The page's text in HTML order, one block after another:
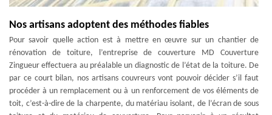
Nos artisans adoptent des méthodes fiables
Pour savoir quelle action est à mettre en œuvre sur un chantier de
rénovation de toiture, l’entreprise de couverture MD Couverture
Zingueur effectuera au préalable un diagnostic de l’état de la toiture. De
par ce court bilan, nos artisans couvreurs vont pouvoir décider s’il faut
procéder à un remplacement ou à un renforcement de vos éléments de
toit, c’est-à-dire de la charpente, du matériau isolant, de l’écran de sous